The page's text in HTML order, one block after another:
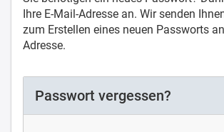
Ihre E-Mail-Adresse an. Wir senden
zum Erstellen eines neuen Passworts
Adresse.
Passwort vergessen?